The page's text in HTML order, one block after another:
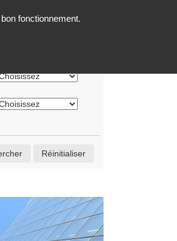
QUI SOMMES NOUS ?
Réinitialiser
fonctionnement.